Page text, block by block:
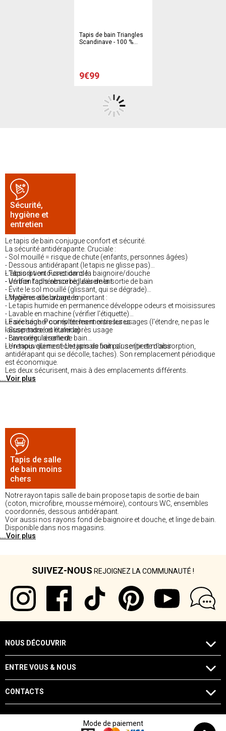
Tapis de bain Triangles
Scandinave - 100 %
9€99
Sécurité,
hygiène et
entretien
Le tapis de bain conjugue confort et sécurité.
La sécurité antidérapante. Cruciale :
- Sol mouillé = risque de chute (enfants, personnes âgées)
- Dessous antidérapant (le tapis ne glisse pas)
- Tapis à ventouses dans la baignoire/douche
- Vérifier l'adhérence régulièrement
L'absorption. Fonction clé :
- Un bon tapis absorbe l'eau de la sortie de bain
- Évite le sol mouillé (glissant, qui se dégrade)
- Matières absorbantes
L'hygiène et le lavage. Important :
- Le tapis humide en permanence développe odeurs et moisissures
- Lavable en machine (vérifier l'étiquette)
- Faire sécher complètement entre les usages (l'étendre, ne pas le
laisser tassé et humide)
- Laver régulièrement
Le séchage. Pour éviter les moisissures :
- Suspendre ou étaler après usage
- Bien aérer la salle de bain
- Un tapis qui ne sèche jamais finit par sentir et moisir
Le renouvellement. Le tapis de bain s'use (perte d'absorption,
antidérapant qui se décolle, taches). Son remplacement périodique
est économique.
Les deux sécurisent, mais à des emplacements différents.
...Voir plus
Tapis de salle
de bain moins
chers
Notre rayon tapis salle de bain propose tapis de sortie de bain
(coton, microfibre, mousse mémoire), contours WC, ensembles
coordonnés, dessous antidérapant.
Voir aussi nos rayons fond de baignoire et douche, et linge de bain.
Disponible dans nos magasins.
...Voir plus
SUIVEZ-NOUS REJOIGNEZ LA COMMUNAUTÉ !
NOUS DÉCOUVRIR
ENTRE VOUS & NOUS
CONTACTS
Mode de paiement